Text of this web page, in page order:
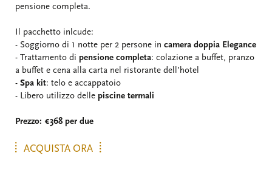
pensione completa.
Il pacchetto inlcude:
- Soggiorno di 1 notte per 2 persone in camera doppia Elegance
- Trattamento di pensione completa: colazione a buffet, pranzo
a buffet e cena alla carta nel ristorante dell’hotel
- Spa kit: telo e accappatoio
- Libero utilizzo delle piscine termali
Prezzo: €368 per due
ACQUISTA ORA